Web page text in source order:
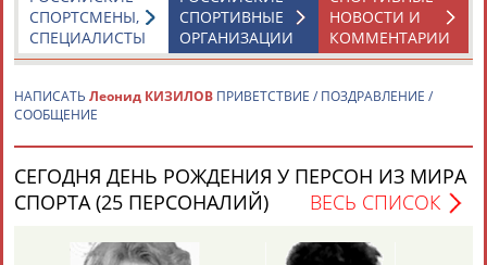
Каримжан
АБДРАХМАНОВ
Аделя
АБДРАХМАНОВА
Андрей
АБДУВАЛИЕВ
Герман
АБДУЛАЕВ
НОВОСТИ И
КОММЕНТАРИИ
СПОРТИВНЫЕ
ОРГАНИЗАЦИИ
СПОРТСМЕНЫ,
СПЕЦИАЛИСТЫ
НАПИСАТЬ Леонид КИЗИЛОВ ПРИВЕТСТВИЕ / ПОЗДРАВЛЕНИЕ /
СООБЩЕНИЕ
СЕГОДНЯ ДЕНЬ РОЖДЕНИЯ У ПЕРСОН ИЗ МИРА
СПОРТА (25 ПЕРСОНАЛИЙ)
ВЕСЬ СПИСОК